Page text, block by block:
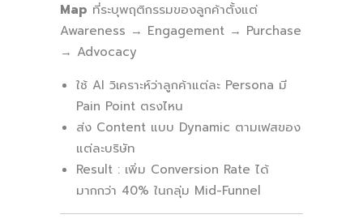
Map ที่ระบุพฤติกรรมของลูกค้าตั้งแต่
Awareness → Engagement → Purchase
→ Advocacy
ใช้ AI วิเคราะห์ว่าลูกค้าแต่ละ Persona มี
Pain Point ตรงไหน
ส่ง Content แบบ Dynamic ตามเฟสของ
แต่ละบริษัท
Result : เพิ่ม Conversion Rate ได้
มากกว่า 40% ในกลุ่ม Mid-Funnel